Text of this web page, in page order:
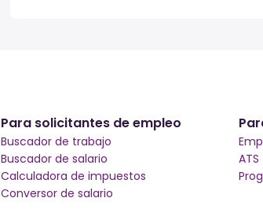
Para solicitantes de empleo
Buscador de trabajo
Buscador de salario
Calculadora de impuestos
Conversor de salario
ATS